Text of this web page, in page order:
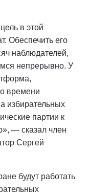
в этой
Обеспечить его
наблюдателей,
непрерывно. У
времени
избирательных
партии к
— сказал член
Сергей
будут работать